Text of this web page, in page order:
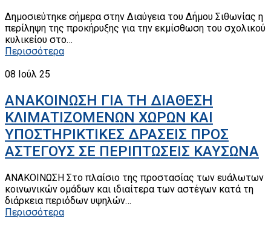
Δημοσιεύτηκε σήμερα στην Διαύγεια του Δήμου Σιθωνίας η
περίληψη της προκήρυξης για την εκμίσθωση του σχολικού
κυλικείου στο…
Περισσότερα
08 Ιούλ 25
ΑΝΑΚΟΙΝΩΣΗ ΓΙΑ ΤΗ ΔΙΑΘΕΣΗ
ΚΛΙΜΑΤΙΖΟΜΕΝΩΝ ΧΩΡΩΝ ΚΑΙ
ΥΠΟΣΤΗΡΙΚΤΙΚΕΣ ΔΡΑΣΕΙΣ ΠΡΟΣ
ΑΣΤΕΓΟΥΣ ΣΕ ΠΕΡΙΠΤΩΣΕΙΣ ΚΑΥΣΩΝΑ
ΑΝΑΚΟΙΝΩΣΗ Στο πλαίσιο της προστασίας των ευάλωτων
κοινωνικών ομάδων και ιδιαίτερα των αστέγων κατά τη
διάρκεια περιόδων υψηλών…
Περισσότερα